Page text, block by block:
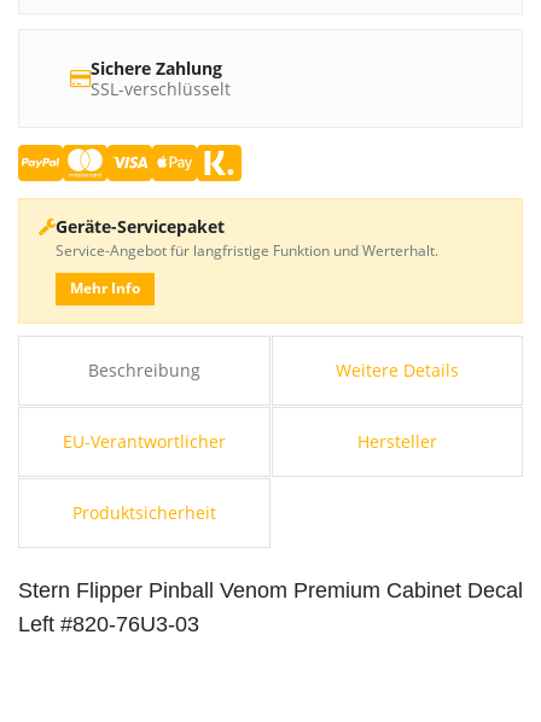
Beschreibung Weitere Details
EU-Verantwortlicher Hersteller
Produktsicherheit
Stern Flipper Pinball Venom Premium Cabinet Decal
Left #820-76U3-03
Sichere Zahlung
SSL-verschlüsselt
Geräte-Servicepaket
Service-Angebot für langfristige Funktion und Werterhalt.
Mehr Info